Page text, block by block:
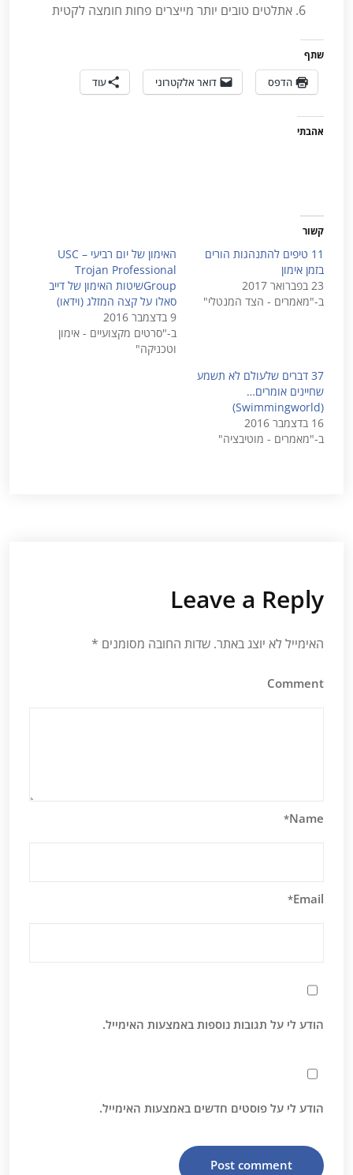
אתלטים טובים יותר מייצרים פחות חומצה לקטית
שתף
הדפס דואר אלקטרוני עוד
אהבתי
קשור
11 טיפים להתנהגות הורים
בזמן אימון
23 בפברואר 2017
ב-"מאמרים - הצד המנטלי"
האימון של יום רביעי – USC
Trojan Professional
Groupשיטות האימון של דייב
סאלו על קצה המזלג (וידאו)
9 בדצמבר 2016
ב-"סרטים מקצועיים - אימון
וטכניקה"
37 דברים שלעולם לא תשמע
שחיינים אומרים…
(Swimmingworld)
16 בדצמבר 2016
ב-"מאמרים - מוטיבציה"
Leave a Reply
האימייל לא יוצג באתר. שדות החובה מסומנים *
Comment
Name
*
Email
*
הודע לי על תגובות נוספות באמצעות האימייל.
הודע לי על פוסטים חדשים באמצעות האימייל.